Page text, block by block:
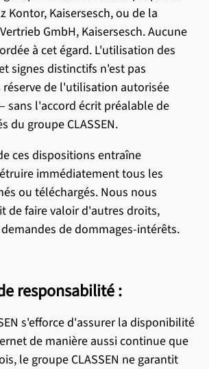
Kontor, Kaisersesch, ou de la
GmbH, Kaisersesch. Aucune
à cet égard. L'utilisation des
signes distinctifs n'est pas
réserve de l'utilisation autorisée
sans l'accord écrit préalable de
du groupe CLASSEN.
ces dispositions entraîne
immédiatement tous les
ou téléchargés. Nous nous
de faire valoir d'autres droits,
de dommages-intérêts.
responsabilité :
s'efforce d'assurer la disponibilité
de manière aussi continue que
le groupe CLASSEN ne garantit